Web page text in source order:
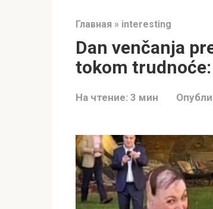
Главная » interesting
Dan venčanja
tokom
На чтение: 3 мин